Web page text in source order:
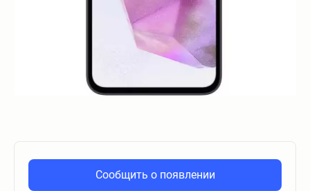
Сообщить о появлении